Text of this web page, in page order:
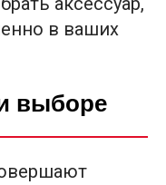
в ваших
выборе